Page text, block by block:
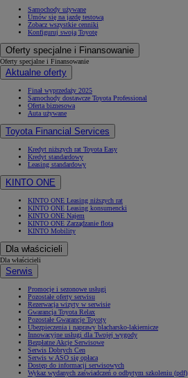
Samochody używane
Umów się na jazdę testową
Zobacz wszystkie cenniki
Konfiguruj swoją Toyotę
Oferty specjalne i Finansowanie
Oferty specjalne i Finansowanie
Aktualne oferty
Finał wyprzedaży 2025
Samochody dostawcze Toyota Professional
Oferta biznesowa
Auta używane
Toyota Financial Services
Kredyt niższych rat Toyota Easy
Kredyt standardowy
Leasing standardowy
KINTO ONE
KINTO ONE Leasing niższych rat
KINTO ONE Leasing konsumencki
KINTO ONE Najem
KINTO ONE Zarządzanie flotą
KINTO Mobility
Dla właścicieli
Dla właścicieli
Serwis
Promocje i sezonowe usługi
Pozostałe oferty serwisu
Rezerwacja wizyty w serwisie
Gwarancja Toyota Relax
Pozostałe Gwarancje Toyoty
Ubezpieczenia i naprawy blacharsko-lakiernicze
Innowacyjne usługi dla Twojej wygody
Bezpłatne Akcje Serwisowe
Serwis Dobrych Cen
Serwis w ASO się opłaca
Dostęp do informacji serwisowych
Wykaz wydanych zaświadczeń o odbytym szkoleniu (pdf)